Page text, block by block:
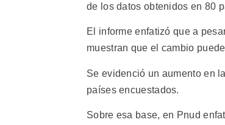
de los datos obtenidos en 80
El informe enfatizó que a
muestran que el cambio
Se evidenció un aumento en
países encuestados.
Sobre esa base, en Pnud